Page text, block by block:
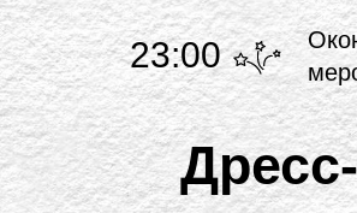
23:00
Дресс-